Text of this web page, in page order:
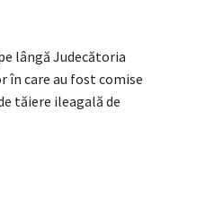
lângă Judecătoria
în care au fost comise
tăiere ileagală de